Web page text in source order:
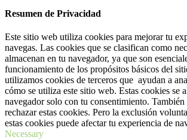
Resumen de Privacidad
Este sitio web utiliza cookies para mejorar tu
navegas. Las cookies que se clasifican como
almacenan en tu navegador, ya que son
funcionamiento de los propósitos básicos del
utilizamos cookies de terceros que ayudan a
cómo se utiliza este sitio web. Estas cookies se
navegador solo con tu consentimiento.
rechazar estas cookies. Pero la exclusión
estas cookies puede afectar tu experiencia de
Necessary